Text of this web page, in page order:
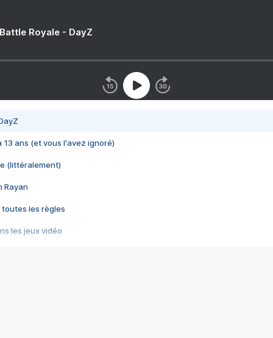
Royale - DayZ
13 ans (et vous l'avez ignoré)
(littéralement)
Rayan
toutes les règles
les jeux vidéo